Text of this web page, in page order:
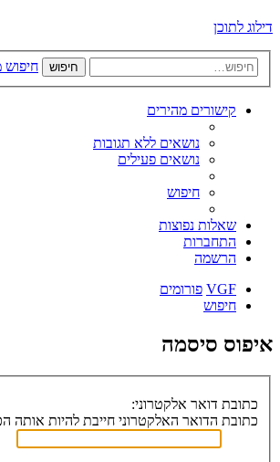
דילוג לתוכן
חיפוש
קישורים מהירים
נושאים ללא תגובות
נושאים פעילים
חיפוש
שאלות נפוצות
התחברות
הרשמה
VGF פורומים
חיפוש
איפוס סיסמה
כתובת דואר אלקטרוני:
כתובת הדואר האלקטרוני חייבת להיות